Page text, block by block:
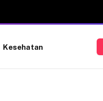
Kesehatan